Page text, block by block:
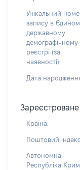
Унікальний
запису в
державному
демографічному
реєстрі (за
наявності):
Дата
Країна:
Поштовий
Автономна
Республіка